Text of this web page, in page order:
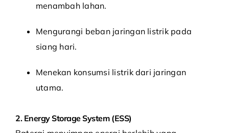
menambah lahan.
Mengurangi beban jaringan listrik pada
siang hari.
Menekan konsumsi listrik dari jaringan
utama.
2. Energy Storage System (ESS)